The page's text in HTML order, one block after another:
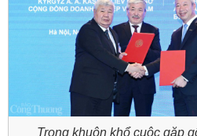
Trong khuôn khổ cuộc gặp